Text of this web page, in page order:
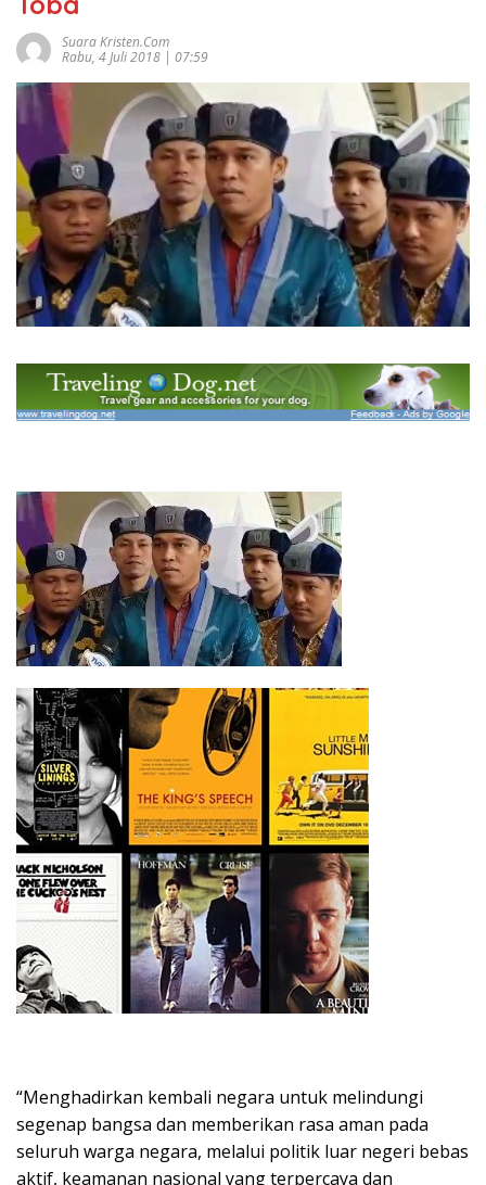
Suara Kristen.com
Rabu, 4 Juli 2018 | 07:59
“Menghadirkan kembali negara untuk melindungi
segenap bangsa dan memberikan rasa aman pada
seluruh warga negara, melalui politik luar negeri bebas
aktif, keamanan nasional yang terpercaya dan